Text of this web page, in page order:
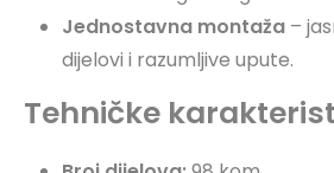
Jednostavna montaža –
dijelovi i razumljive upute.
Tehničke